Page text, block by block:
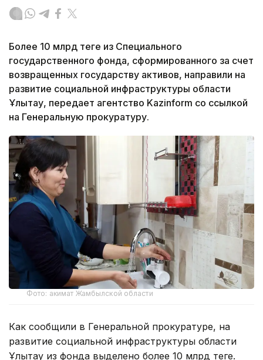
Более 10 млрд теңге из Специального
государственного фонда, сформированного за счет
возвращенных государству активов, направили на
развитие социальной инфраструктуры области
Ұлытау, передает агентство Kazinform со ссылкой
на Генеральную прокуратуру.
Фото: акимат Жамбылской области
Как сообщили в Генеральной прокуратуре, на
развитие социальной инфраструктуры области
Ұлытау из фонда выделено более 10 млрд теңге.